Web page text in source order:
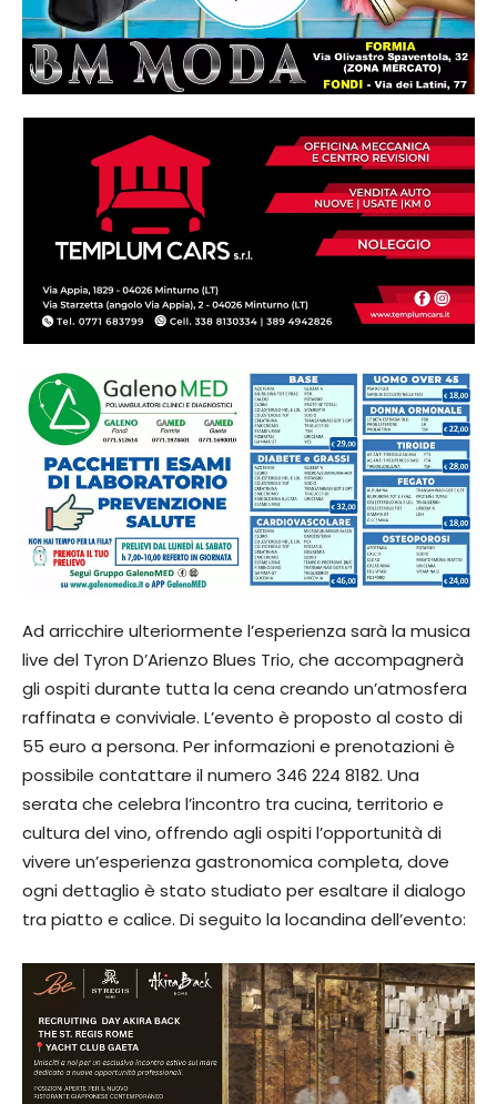
Ad arricchire ulteriormente l’esperienza sarà la musica
live del Tyron D’Arienzo Blues Trio, che accompagnerà
gli ospiti durante tutta la cena creando un’atmosfera
raffinata e conviviale. L’evento è proposto al costo di
55 euro a persona. Per informazioni e prenotazioni è
possibile contattare il numero 346 224 8182. Una
serata che celebra l’incontro tra cucina, territorio e
cultura del vino, offrendo agli ospiti l’opportunità di
vivere un’esperienza gastronomica completa, dove
ogni dettaglio è stato studiato per esaltare il dialogo
tra piatto e calice. Di seguito la locandina dell’evento: